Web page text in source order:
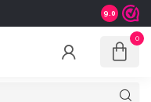
Shipping
9.0
0